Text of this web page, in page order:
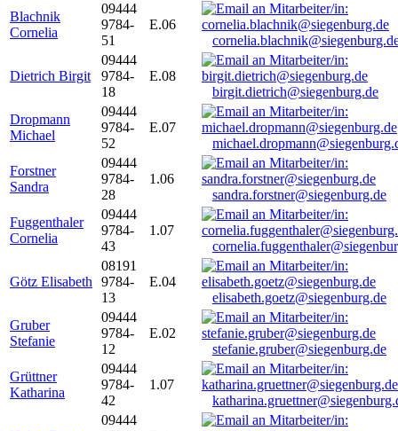
Blachnik
Cornelia
09444
9784-
51
E.06
Dietrich Birgit
09444
9784-
18
E.08
birgit.dietrich@siegenburg.de
Dropmann
Michael
09444
9784-
52
E.07
Forstner
Sandra
09444
9784-
28
1.06
sandra.forstner@siegenburg.de
Fuggenthaler
Cornelia
09444
9784-
43
1.07
Götz Elisabeth
08191
9784-
13
E.04
elisabeth.goetz@siegenburg.de
Gruber
Stefanie
09444
9784-
12
E.02
stefanie.gruber@siegenburg.de
Grüttner
Katharina
09444
9784-
42
1.07
09444